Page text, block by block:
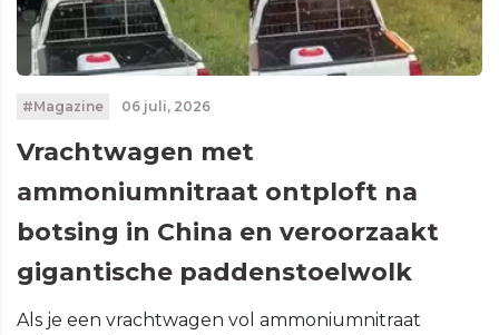
#Magazine 06 juli, 2026
Vrachtwagen met
ammoniumnitraat ontploft na
botsing in China en veroorzaakt
gigantische paddenstoelwolk
Als je een vrachtwagen vol ammoniumnitraat